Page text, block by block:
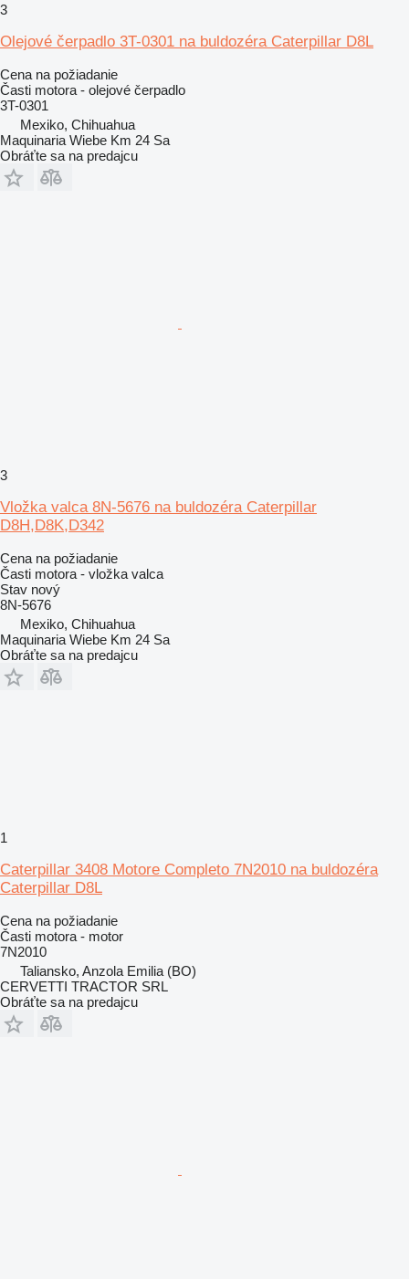
3
Olejové čerpadlo 3T-0301 na buldozéra Caterpillar D8L
Cena na požiadanie
Časti motora - olejové čerpadlo
3T-0301
Mexiko, Chihuahua
Maquinaria Wiebe Km 24 Sa
Obráťte sa na predajcu
3
Vložka valca 8N-5676 na buldozéra Caterpillar
D8H,D8K,D342
Cena na požiadanie
Časti motora - vložka valca
Stav nový
8N-5676
Mexiko, Chihuahua
Maquinaria Wiebe Km 24 Sa
Obráťte sa na predajcu
1
Caterpillar 3408 Motore Completo 7N2010 na buldozéra
Caterpillar D8L
Cena na požiadanie
Časti motora - motor
7N2010
Taliansko, Anzola Emilia (BO)
CERVETTI TRACTOR SRL
Obráťte sa na predajcu